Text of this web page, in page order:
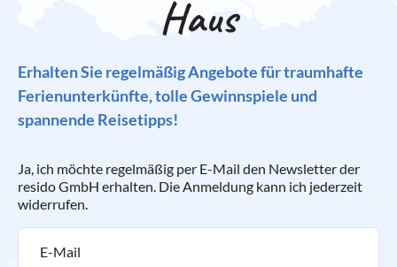
Haus
Erhalten Sie regelmäßig Angebote für traumhafte
Ferienunterkünfte, tolle Gewinnspiele und
spannende Reisetipps!
Ja, ich möchte regelmäßig per E-Mail den Newsletter der
resido GmbH erhalten. Die Anmeldung kann ich jederzeit
widerrufen.